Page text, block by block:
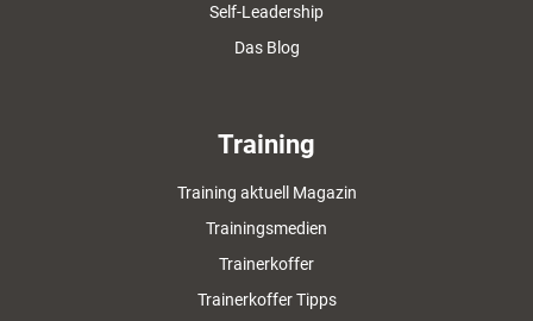
Self-Leadership
Das Blog
Training
Training aktuell Magazin
Trainingsmedien
Trainerkoffer
Trainerkoffer Tipps